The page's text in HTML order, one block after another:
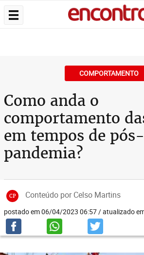
COMPORTAMENTO
Como anda o
comportamento
em tempos de pós-
pandemia?
CP Conteúdo por Celso Martins
postado em 06/04/2023 06:57 / atualizado